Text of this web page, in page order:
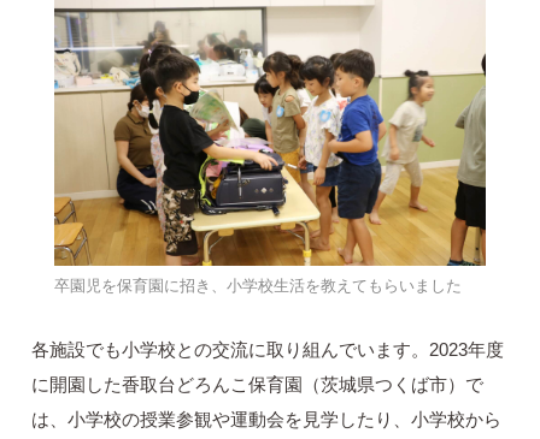
卒園児を保育園に招き、小学校生活を教えてもらいました
各施設でも小学校との交流に取り組んでいます。2023年度
に開園した香取台どろんこ保育園（茨城県つくば市）で
は、小学校の授業参観や運動会を見学したり、小学校から